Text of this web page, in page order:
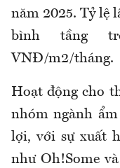
năm 2025. Tỷ lệ
bình tầng
VNĐ/m2/tháng.
Hoạt động cho
nhóm ngành
lợi, với sự xuất
như Oh!Some